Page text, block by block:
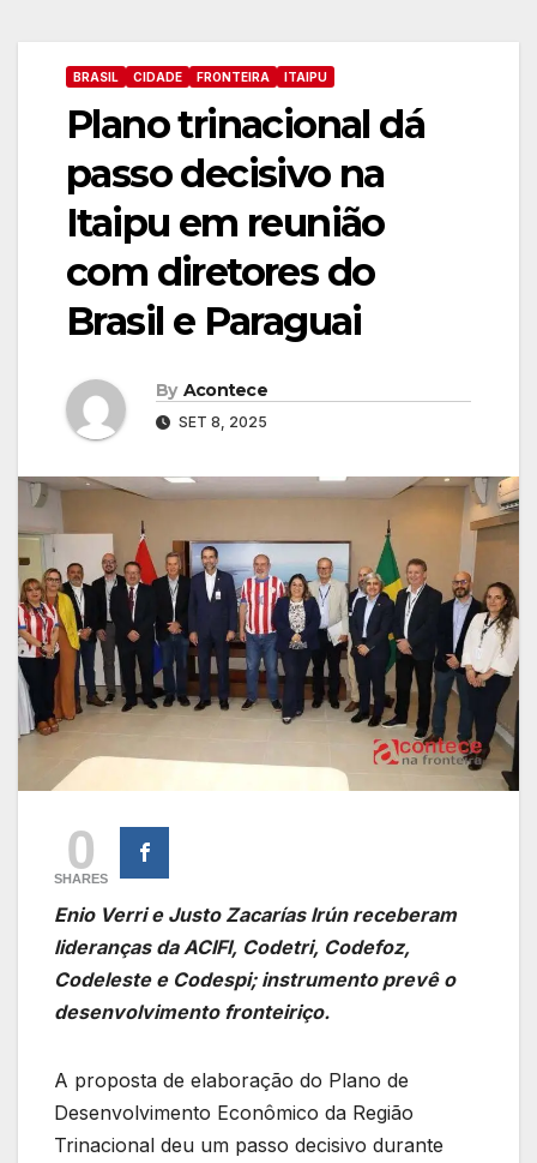
BRASIL CIDADE FRONTEIRA ITAIPU
Plano trinacional dá
passo decisivo na
Itaipu em reunião
com diretores do
Brasil e Paraguai
By Acontece
SET 8, 2025
0
SHARES
Enio Verri e Justo Zacarías Irún receberam
lideranças da ACIFI, Codetri, Codefoz,
Codeleste e Codespi; instrumento prevê o
desenvolvimento fronteiriço.
A proposta de elaboração do Plano de
Desenvolvimento Econômico da Região
Trinacional deu um passo decisivo durante